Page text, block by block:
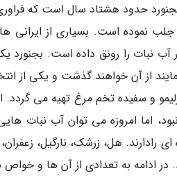
حدود هشتاد سال است که
جلب نموده است. بسیاری از ایرانی
آب نبات را رونق داده است.
از آن خواهند گذشت و یکی از
و سفیده تخم مرغ تهیه می گردد.
اما امروزه می توان آب نبات
ای رادارند. هل، زرشک، نارگیل،
در ادامه به تعدادی از آن ها و